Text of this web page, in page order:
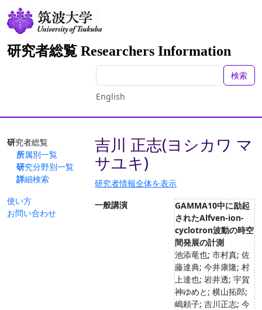
研究者総覧 Researchers Information
検索
English
研究者総覧
所属別一覧
研究分野別一覧
詳細検索
使い方
お問い合わせ
吉川 正志(ヨシカワ マ
サユキ)
研究者情報全体を表示
一般講演
GAMMA10中に励起
されたAlfven-ion-
cyclotron波動の時空
間発展の計測
池添竜也; 市村真; 佐
藤達典; 今井康隆; 村
上達也; 岩井透; 宇賀
神ゆめと; 横山拓郎;
嶋頼子; 吉川正志; 今